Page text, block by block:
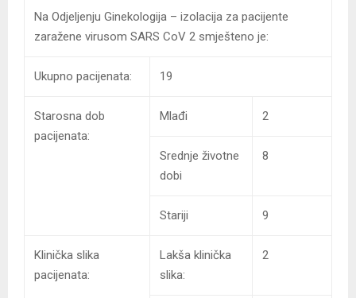
Na Odjeljenju Ginekologija – izolacija za pacijente
zaražene virusom SARS CoV 2 smješteno je:
Ukupno pacijenata: 19
Starosna dob
pacijenata:
Mlađi 2
Srednje životne
dobi
8
Stariji 9
Klinička slika
pacijenata:
Lakša klinička
slika:
2